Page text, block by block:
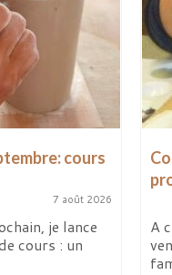
cours
7 août 2026
je lance
cours : un
A